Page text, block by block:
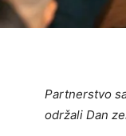
Partnerstvo
održali Dan